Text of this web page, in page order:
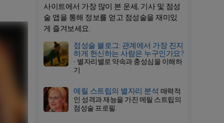
사이트에서 가장 많이 본 운세, 기사 및 점성
술 앱을 통해 정보를 얻고 점성술을 재미있
게 즐겨보세요.
점성술 블로그: 관계에서 가장 진지
하게 헌신하는 사람은 누구인가요?
-별자리별로 약속과 충성심을 이해하
기
메릴 스트립의 별자리 분석 매력적
인 성격과 재능을 가진 메릴 스트립의
점성술 프로필.